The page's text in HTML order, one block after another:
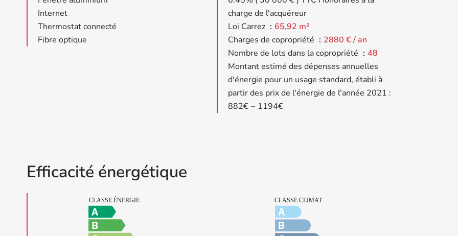
Internet
Thermostat connecté
Fibre optique
charge de l'acquéreur
Loi Carrez
65,92 m²
Charges de copropriété
2880 € / an
Nombre de lots dans la copropriété
48
Montant estimé des dépenses annuelles
d'énergie pour un usage standard, établi à
partir des prix de l'énergie de l'année 2021 :
882€ ~ 1194€
Efficacité énergétique